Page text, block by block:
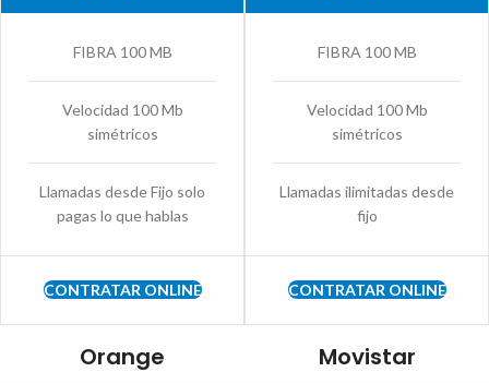
FIBRA 100 MB
Velocidad 100 Mb
simétricos
Llamadas desde Fijo solo
pagas lo que hablas
CONTRATAR ONLINE
FIBRA 100 MB
Velocidad 100 Mb
simétricos
Llamadas ilimitadas desde
fijo
CONTRATAR ONLINE
Orange Movistar